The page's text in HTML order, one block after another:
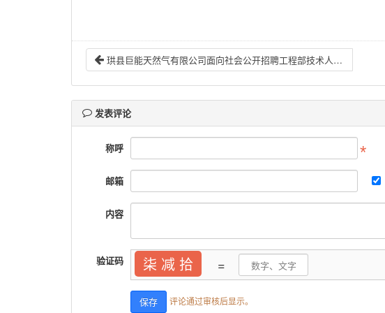
珙县巨能天然气有限公司面向社会公开招聘工程部技术人员一名
发表评论
称呼
邮箱
内容
验证码 柒 减 拾 =
评论通过审核后显示。